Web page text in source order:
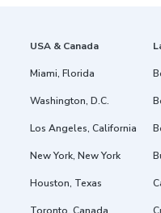
USA & Canada
Miami, Florida
Washington, D.C.
Los Angeles, California
New York, New York
Houston, Texas